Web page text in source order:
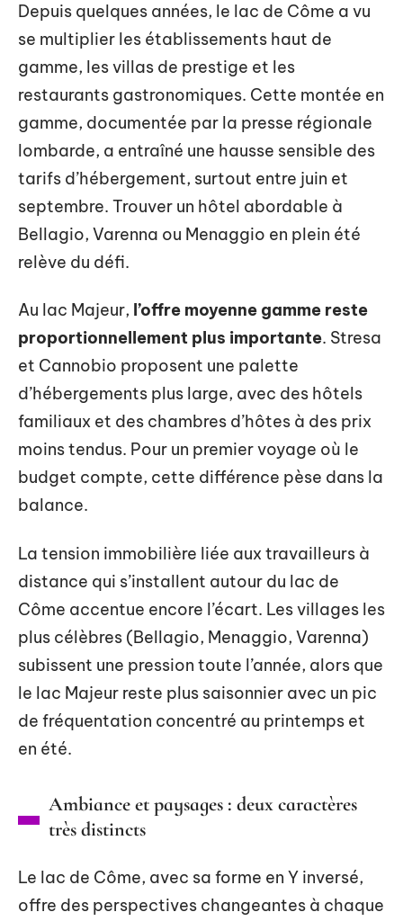
Depuis quelques années, le lac de Côme a vu
se multiplier les établissements haut de
gamme, les villas de prestige et les
restaurants gastronomiques. Cette montée en
gamme, documentée par la presse régionale
lombarde, a entraîné une hausse sensible des
tarifs d’hébergement, surtout entre juin et
septembre. Trouver un hôtel abordable à
Bellagio, Varenna ou Menaggio en plein été
relève du défi.
Au lac Majeur, l’offre moyenne gamme reste
proportionnellement plus importante. Stresa
et Cannobio proposent une palette
d’hébergements plus large, avec des hôtels
familiaux et des chambres d’hôtes à des prix
moins tendus. Pour un premier voyage où le
budget compte, cette différence pèse dans la
balance.
La tension immobilière liée aux travailleurs à
distance qui s’installent autour du lac de
Côme accentue encore l’écart. Les villages les
plus célèbres (Bellagio, Menaggio, Varenna)
subissent une pression toute l’année, alors que
le lac Majeur reste plus saisonnier avec un pic
de fréquentation concentré au printemps et
en été.
Ambiance et paysages : deux caractères
très distincts
Le lac de Côme, avec sa forme en Y inversé,
offre des perspectives changeantes à chaque